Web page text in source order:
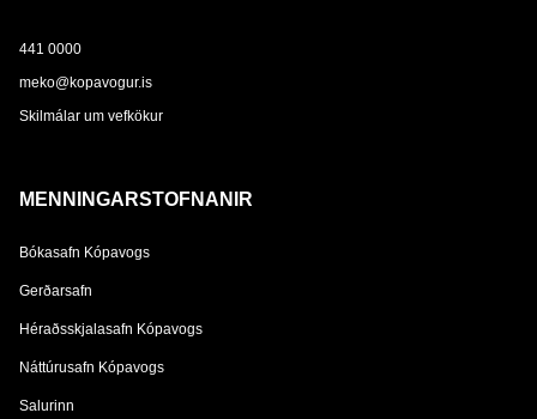
441 0000
meko@kopavogur.is
Skilmálar um vefkökur
MENNINGARSTOFNANIR
Bókasafn Kópavogs
Gerðarsafn
Héraðsskjalasafn Kópavogs
Náttúrusafn Kópavogs
Salurinn